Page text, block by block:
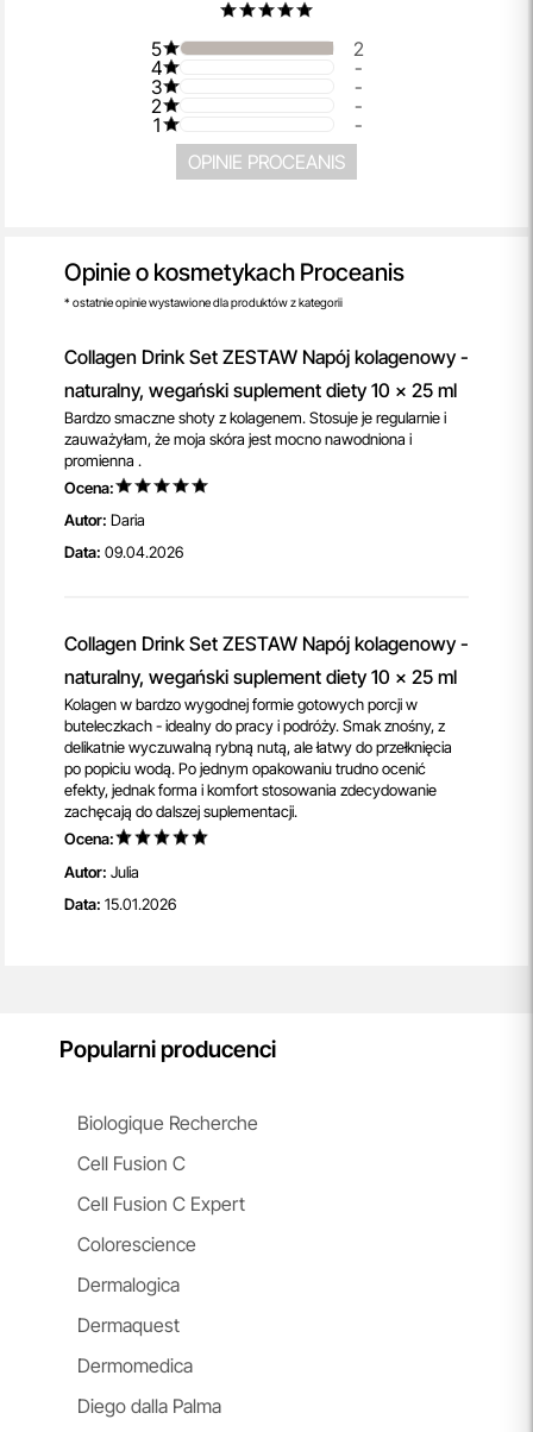
5
2
4
-
3
-
2
-
1
-
OPINIE PROCEANIS
Opinie o kosmetykach Proceanis
* ostatnie opinie wystawione dla produktów z kategorii
Collagen Drink Set ZESTAW Napój kolagenowy -
naturalny, wegański suplement diety 10 x 25 ml
Bardzo smaczne shoty z kolagenem. Stosuje je regularnie i
zauważyłam, że moja skóra jest mocno nawodniona i
promienna .
Ocena:
Autor: Daria
Data: 09.04.2026
Collagen Drink Set ZESTAW Napój kolagenowy -
naturalny, wegański suplement diety 10 x 25 ml
Kolagen w bardzo wygodnej formie gotowych porcji w
buteleczkach - idealny do pracy i podróży. Smak znośny, z
delikatnie wyczuwalną rybną nutą, ale łatwy do przełknięcia
po popiciu wodą. Po jednym opakowaniu trudno ocenić
efekty, jednak forma i komfort stosowania zdecydowanie
zachęcają do dalszej suplementacji.
Ocena:
Autor: Julia
Data: 15.01.2026
Popularni producenci
Biologique Recherche
Cell Fusion C
Cell Fusion C Expert
Colorescience
Dermalogica
Dermaquest
Dermomedica
Diego dalla Palma